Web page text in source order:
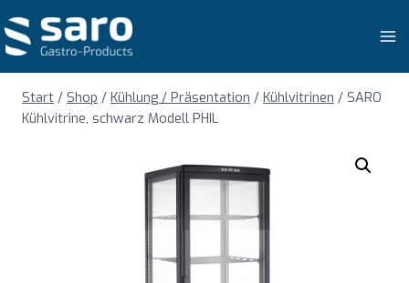
Inhalt
springen
Start / Shop / Kühlung / Präsentation / Kühlvitrinen / SARO
Kühlvitrine, schwarz Modell PHIL